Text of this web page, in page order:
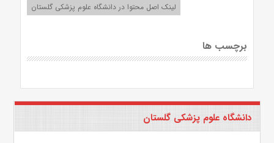
لینک اصل محتوا در دانشگاه علوم پزشکی گلستان
برچسب ها
دانشگاه علوم پزشکی گلستان